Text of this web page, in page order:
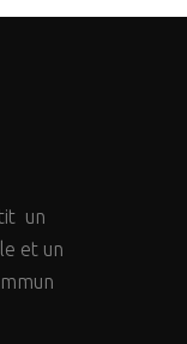
un
et un